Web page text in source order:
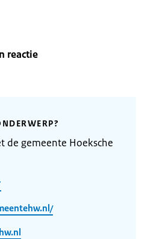
reactie
de gemeente Hoeksche